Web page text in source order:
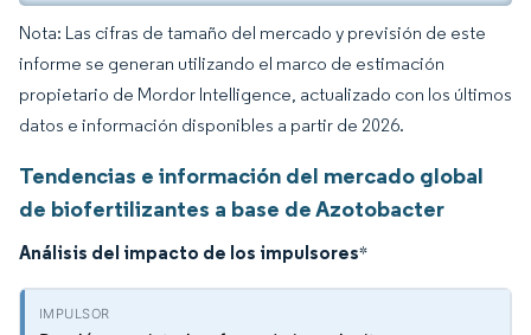
Nota: Las cifras de tamaño del mercado y previsión de este
informe se generan utilizando el marco de estimación
propietario de Mordor Intelligence, actualizado con los últimos
datos e información disponibles a partir de 2026.
Tendencias e información del mercado global
de biofertilizantes a base de Azotobacter
Análisis del impacto de los impulsores*